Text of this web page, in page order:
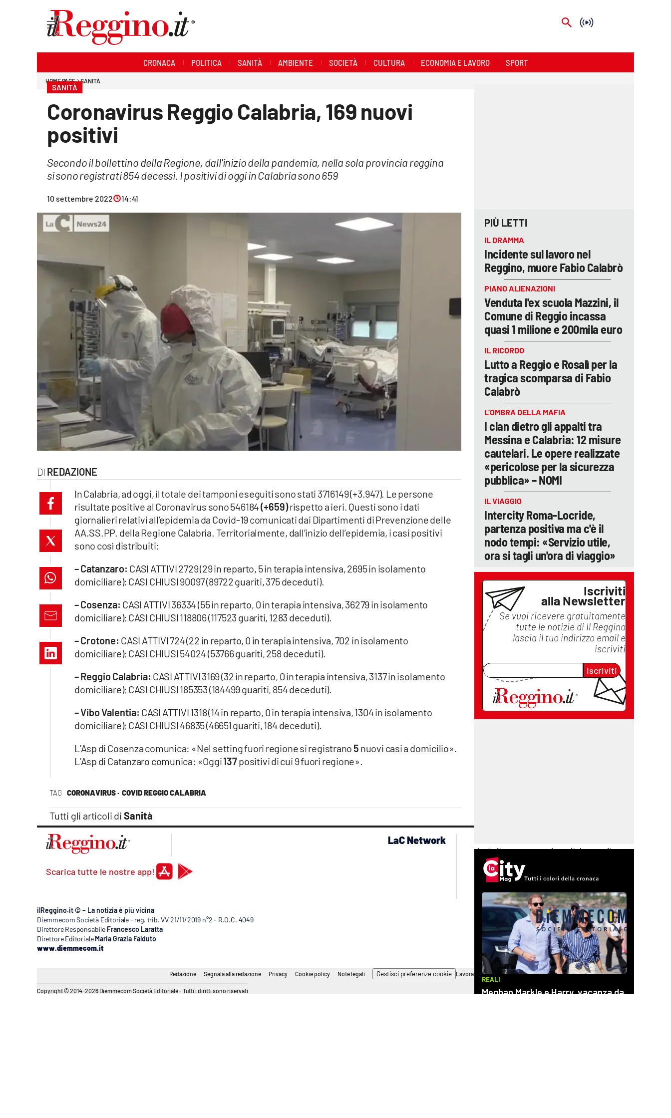
cosenzachannel.it
catanzarochannel.it
lacapitalenews.it
Vai
CRONACA POLITICA SANITÀ AMBIENTE SOCIETÀ CULTURA ECONOMIA E LAVORO SPORT
HOME PAGE SANITÀ
SANITÀ
Coronavirus Reggio Calabria, 169 nuovi
positivi
Secondo il bollettino della Regione, dall'inizio della pandemia, nella sola provincia reggina
si sono registrati 854 decessi. I positivi di oggi in Calabria sono 659
10 settembre 2022 14:41
REDAZIONE
TAG CORONAVIRUS · COVID REGGIO CALABRIA
Tutti gli articoli di Sanità
In Calabria, ad oggi, il totale dei tamponi eseguiti sono stati 3716149 (+3.947). Le persone
risultate positive al Coronavirus sono 546184(+659)rispetto a ieri. Questi sono i dati
giornalieri relativi all’epidemia da Covid-19 comunicati dai Dipartimenti di Prevenzione delle
AA.SS.PP. della Regione Calabria. Territorialmente, dall’inizio dell’epidemia, i casi positivi
sono così distribuiti:
– Catanzaro: CASI ATTIVI 2729 (29 in reparto, 5 in terapia intensiva, 2695 in isolamento
domiciliare); CASI CHIUSI 90097 (89722 guariti, 375 deceduti).
– Cosenza: CASI ATTIVI 36334 (55 in reparto, 0 in terapia intensiva, 36279 in isolamento
domiciliare); CASI CHIUSI 118806 (117523 guariti, 1283 deceduti).
– Crotone: CASI ATTIVI 724 (22 in reparto, 0 in terapia intensiva, 702 in isolamento
domiciliare); CASI CHIUSI 54024 (53766 guariti, 258 deceduti).
– Reggio Calabria: CASI ATTIVI 3169 (32 in reparto, 0 in terapia intensiva, 3137 in isolamento
domiciliare); CASI CHIUSI 185353 (184499 guariti, 854 deceduti).
– Vibo Valentia: CASI ATTIVI 1318 (14 in reparto, 0 in terapia intensiva, 1304 in isolamento
domiciliare); CASI CHIUSI 46835 (46651 guariti, 184 deceduti).
L’Asp di Cosenza comunica: «Nel setting fuori regione si registrano 5 nuovi casi a domicilio».
L’Asp di Catanzaro comunica: «Oggi137positivi di cui 9 fuori regione».
PIÙ LETTI
IL DRAMMA
Incidente sul lavoro nel
Reggino, muore Fabio Calabrò
PIANO ALIENAZIONI
Venduta l'ex scuola Mazzini, il
Comune di Reggio incassa
quasi 1 milione e 200mila euro
IL RICORDO
Lutto a Reggio e Rosalì per la
tragica scomparsa di Fabio
Calabrò
L’OMBRA DELLA MAFIA
I clan dietro gli appalti tra
Messina e Calabria: 12 misure
cautelari. Le opere realizzate
«pericolose per la sicurezza
pubblica» – NOMI
IL VIAGGIO
Intercity Roma-Locride,
partenza positiva ma c'è il
nodo tempi: «Servizio utile,
ora si tagli un'ora di viaggio»
Iscriviti
alla Newsletter
Se vuoi ricevere gratuitamente
tutte le notizie di Il Reggino
lascia il tuo indirizzo email e
iscriviti
Iscriviti
Scarica tutte le nostre app!
LaC Network
lactv.it
laconair.it
lacapitalenews.it
ilvibonese.it
ilReggino.it © – La notizia è più vicina
Diemmecom Società Editoriale - reg. trib. VV 21/11/2019 n°2 - R.O.C. 4049
Direttore Responsabile Francesco Laratta
Direttore Editoriale Maria Grazia Falduto
www.diemmecom.it
Redazione Segnala alla redazione Privacy Cookie policy Note legali Gestisci preferenze cookie Lavora con noi
Copyright © 2014-2026 Diemmecom Società Editoriale - Tutti i diritti sono riservati